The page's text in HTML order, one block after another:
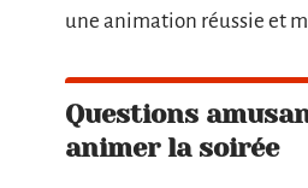
une animation réussie et
Questions
animer la soirée